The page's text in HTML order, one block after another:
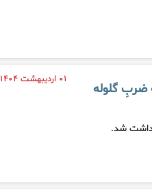
۰۱ اردیبهشت ۱۴۰۴
ضربِ گلوله
شد.